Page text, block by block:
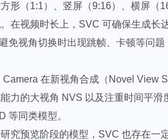
形（1:1）、竖屏（9:16）、横屏（
在视频时长上，SVC 可确保生成长
免视角切换时出现跳帧、卡顿等问题
在新视角合成（Novel View
力的大视角 NVS 以及注重时间平滑
等同类模型。​
究预览阶段的模型，SVC 也存在一